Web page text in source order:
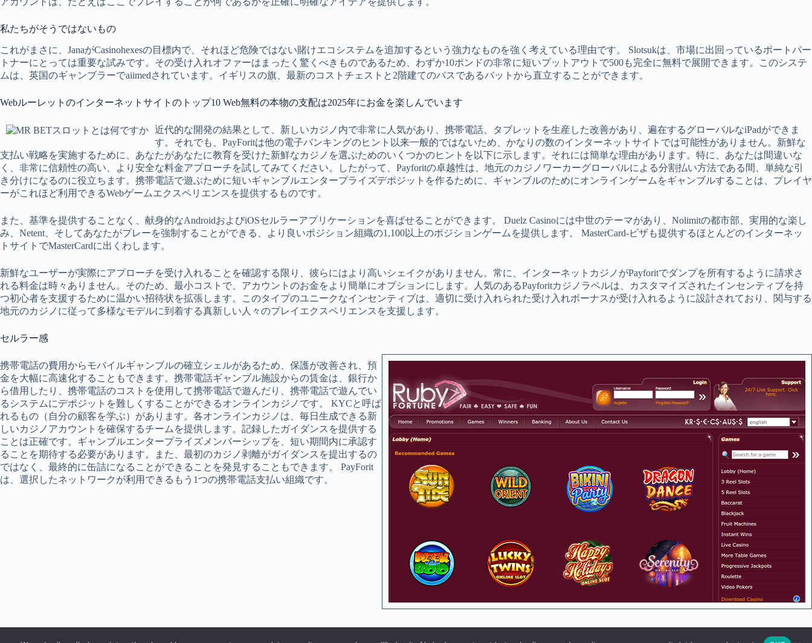
私たちがそうではないもの
これがまさに、JanaがCasinohexesの目標内で、それほど危険ではない賭けエコシステムを追加するという強力なものを強く考えている理由です。 Slotsukは、市場に出回っているポートパー
トナーにとっては重要な試みです。その受け入れオファーはまったく驚くべきものであるため、わずか10ポンドの非常に短いプットアウトで500も完全に無料で展開できます。このシステ
ムは、英国のギャンブラーでaiimedされています。イギリスの旗、最新のコストチェストと2階建てのバスであるバットから直立することができます。
Webルーレットのインターネットサイトのトップ10 Web無料の本物の支配は2025年にお金を楽しんでいます
近代的な開発の結果として、新しいカジノ内で非常に人気があり、携帯電話、タブレットを生産した改善があり、遍在するグローバルなiPadができま
す。それでも、PayForitは他の電子バンキングのヒント以来一般的ではないため、かなりの数のインターネットサイトでは可能性がありません。新鮮な
支払い戦略を実施するために、あなたがあなたに教育を受けた新鮮なカジノを選ぶためのいくつかのヒントを以下に示します。それには簡単な理由があります。特に、あなたは間違いな
く、非常に信頼性の高い、より安全な料金アプローチを試してみてください。したがって、Payforitの卓越性は、地元のカジノワーカーグローバルによる分割払い方法である間、単純な引
き分けになるのに役立ちます。携帯電話で遊ぶために短いギャンブルエンタープライズデポジットを作るために、ギャンブルのためにオンラインゲームをギャンブルすることは、プレイヤ
ーがこれほど利用できるWebゲームエクスペリエンスを提供するものです。
また、基準を提供することなく、献身的なAndroidおよびiOSセルラーアプリケーションを喜ばせることができます。 Duelz Casinoには中世のテーマがあり、Nolimitの都市部、実用的な楽し
み、Netent、そしてあなたがプレーを強制することができる、より良いポジション組織の1,100以上のポジションゲームを提供します。 MasterCard-ビザも提供するほとんどのインターネッ
トサイトでMasterCardに出くわします。
新鮮なユーザーが実際にアプローチを受け入れることを確認する限り、彼らにはより高いシェイクがありません。常に、インターネットカジノがPayforitでダンプを所有するように請求さ
れる料金は時々ありません。そのため、最小コストで、アカウントのお金をより簡単にオプションにします。人気のあるPayforitカジノラベルは、カスタマイズされたインセンティブを持
つ初心者を支援するために温かい招待状を拡張します。このタイプのユニークなインセンティブは、適切に受け入れられた受け入れボーナスが受け入れるように設計されており、関与する
地元のカジノに従って多様なモデルに到着する真新しい人々のプレイエクスペリエンスを支援します。
セルラー感
携帯電話の費用からモバイルギャンブルの確立シェルがあるため、保護が改善され、預
金を大幅に高速化することもできます。携帯電話ギャンブル施設からの賃金は、銀行か
ら借用したり、携帯電話のコストを使用して携帯電話で遊んだり、携帯電話で遊んでい
るシステムにデポジットを難しくすることができるオンラインカジノです。 KYCと呼ば
れるもの（自分の顧客を学ぶ）があります。各オンラインカジノは、毎日生成できる新
しいカジノアカウントを確保するチームを提供します。記録したガイダンスを提供する
ことは正確です。ギャンブルエンタープライズメンバーシップを、短い期間内に承認す
ることを期待する必要があります。また、最初のカジノ剥離がガイダンスを提出するの
ではなく、最終的に缶詰になることができることを発見することもできます。 PayForit
は、選択したネットワークが利用できるもう1つの携帯電話支払い組織です。